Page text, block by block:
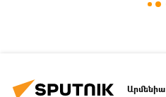
Արմենիա